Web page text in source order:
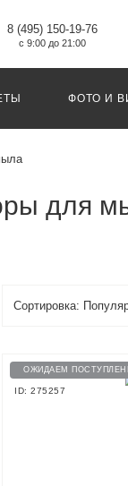
8 (495) 150-19-76
с 9:00 до 21:00
ФОТО И
для
ОЖИДАЕМ
ID: 275257